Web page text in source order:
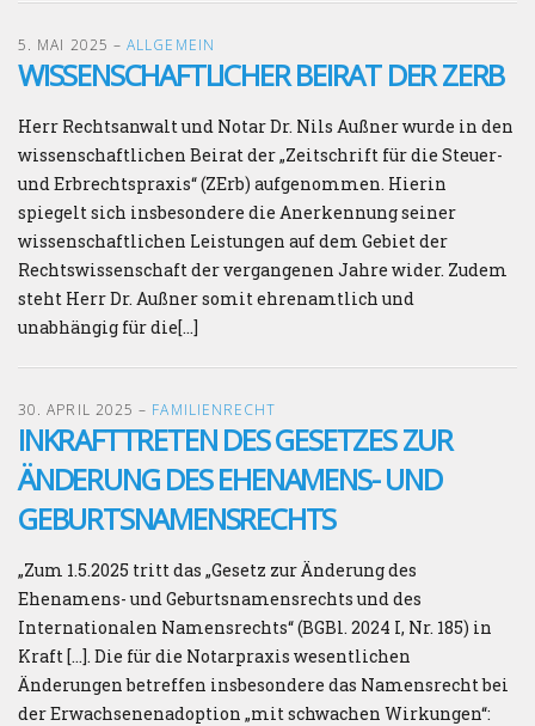
5. MAI 2025 –ALLGEMEIN
WISSENSCHAFTLICHER BEIRAT DER ZERB
Herr Rechtsanwalt und Notar Dr. Nils Außner wurde in den
wissenschaftlichen Beirat der „Zeitschrift für die Steuer-
und Erbrechtspraxis“ (ZErb) aufgenommen. Hierin
spiegelt sich insbesondere die Anerkennung seiner
wissenschaftlichen Leistungen auf dem Gebiet der
Rechtswissenschaft der vergangenen Jahre wider. Zudem
steht Herr Dr. Außner somit ehrenamtlich und
unabhängig für die[…]
30. APRIL 2025 – FAMILIENRECHT
INKRAFTTRETEN DES GESETZES ZUR
ÄNDERUNG DES EHENAMENS- UND
GEBURTSNAMENSRECHTS
„Zum 1.5.2025 tritt das „Gesetz zur Änderung des
Ehenamens- und Geburtsnamensrechts und des
Internationalen Namensrechts“ (BGBl. 2024 I, Nr. 185) in
Kraft […]. Die für die Notarpraxis wesentlichen
Änderungen betreffen insbesondere das Namensrecht bei
der Erwachsenenadoption „mit schwachen Wirkungen“: